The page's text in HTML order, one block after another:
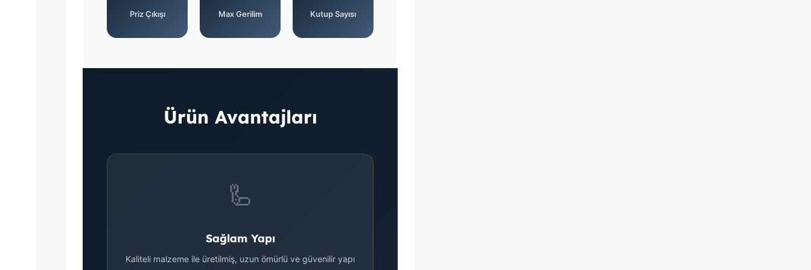
Priz Çıkışı Max Gerilim Kutup Sayısı
Ürün Avantajları
🦾
Sağlam Yapı
Kaliteli malzeme ile üretilmiş, uzun ömürlü ve güvenilir yapı